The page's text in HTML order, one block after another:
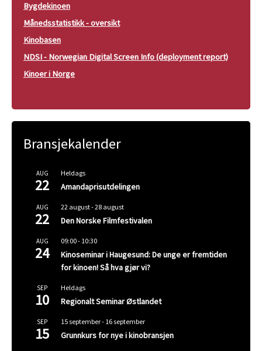
Bygdekinoen
Månedsstatistikk - oversikt
Kinobasen
NDSI - Norwegian Digital Screen Info (deployment report)
Kinoer i Norge
Bransjekalender
AUG
22
Heldags
Amandaprisutdelingen
AUG
22
22 august-28 august
Den Norske Filmfestivalen
AUG
24
09:00- 10:30
Kinoseminar i Haugesund: De unge er fremtiden
for kinoen! Så hva gjør vi?
SEP
10
Heldags
Regionalt Seminar Østlandet
SEP
15
15 september- 16 september
Grunnkurs for nye i kinobransjen